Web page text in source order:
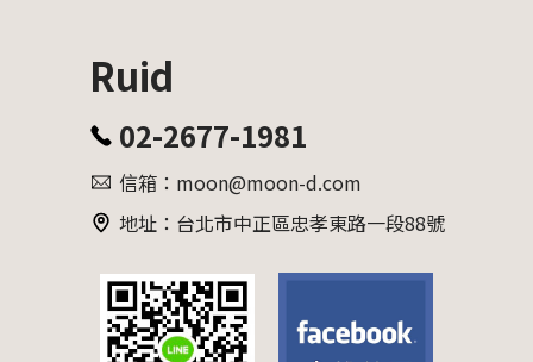
Ruid
02-2677-1981
信箱：moon@moon-d.com
地址：台北市中正區忠孝東路一段88號